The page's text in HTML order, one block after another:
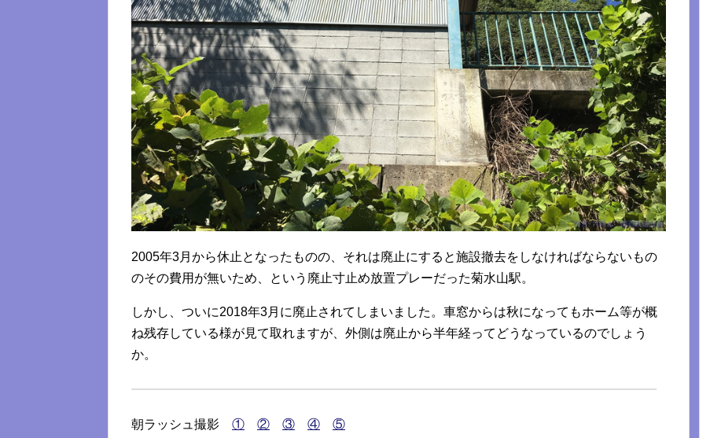
2005年3月から休止となったものの、それは廃止にすると施設撤去をしなければならないもの
のその費用が無いため、という廃止寸止め放置プレーだった菊水山駅。
しかし、ついに2018年3月に廃止されてしまいました。車窓からは秋になってもホーム等が概
ね残存している様が見て取れますが、外側は廃止から半年経ってどうなっているのでしょう
か。
朝ラッシュ撮影 ① ② ③ ④ ⑤